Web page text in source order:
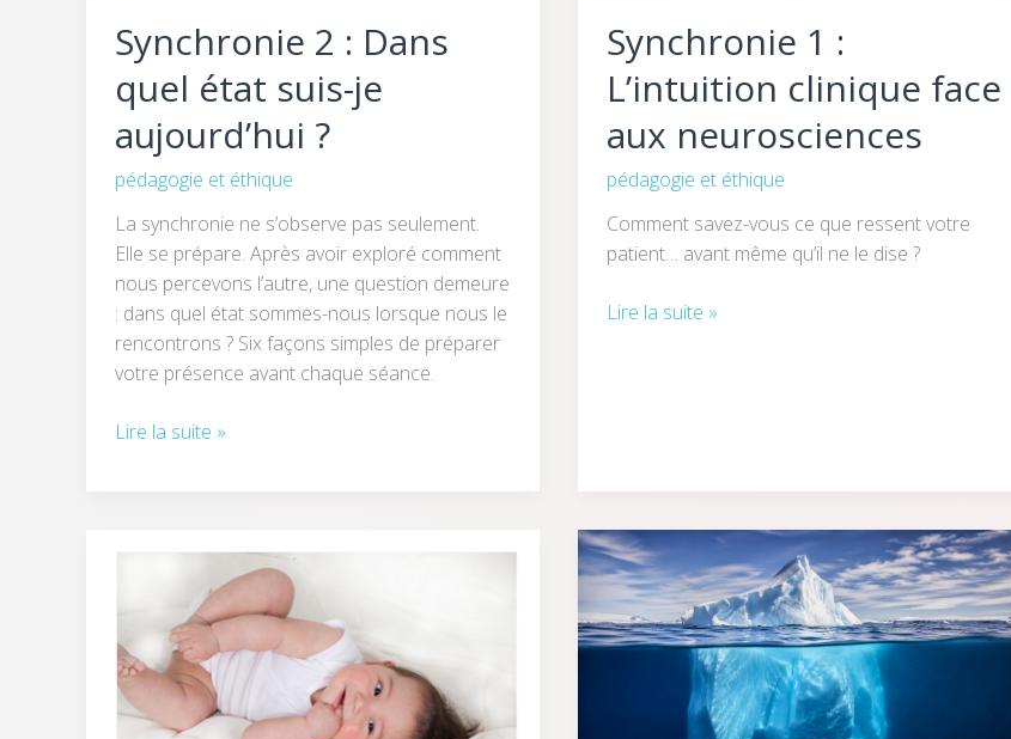
Synchronie 2 : Dans
quel état suis-je
aujourd’hui ?
pédagogie et éthique
La synchronie ne s’observe pas seulement.
Elle se prépare. Après avoir exploré comment
nous percevons l’autre, une question demeure
: dans quel état sommes-nous lorsque nous le
rencontrons ? Six façons simples de préparer
votre présence avant chaque séance.
Lire la suite »
Synchronie 1 :
L’intuition clinique face
aux neurosciences
pédagogie et éthique
Comment savez-vous ce que ressent votre
patient… avant même qu’il ne le dise ?
Lire la suite »
»
(partie
1)
De
Sherlock
Holmes
à